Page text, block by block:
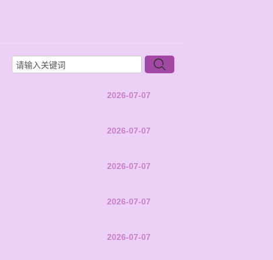
2026-07-07
2026-07-07
2026-07-07
2026-07-07
2026-07-07